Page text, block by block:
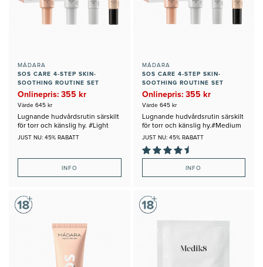
MÁDARA
SOS CARE 4-STEP SKIN-
SOOTHING ROUTINE SET
#LIGHT
Onlinepris: 355 kr
Värde 645 kr
Lugnande hudvårdsrutin särskilt
för torr och känslig hy. #Light
JUST NU: 45% RABATT
INFO
MÁDARA
SOS CARE 4-STEP SKIN-
SOOTHING ROUTINE SET
#MEDIUM
Onlinepris: 355 kr
Värde 645 kr
Lugnande hudvårdsrutin särskilt
för torr och känslig hy.#Medium
JUST NU: 45% RABATT
INFO